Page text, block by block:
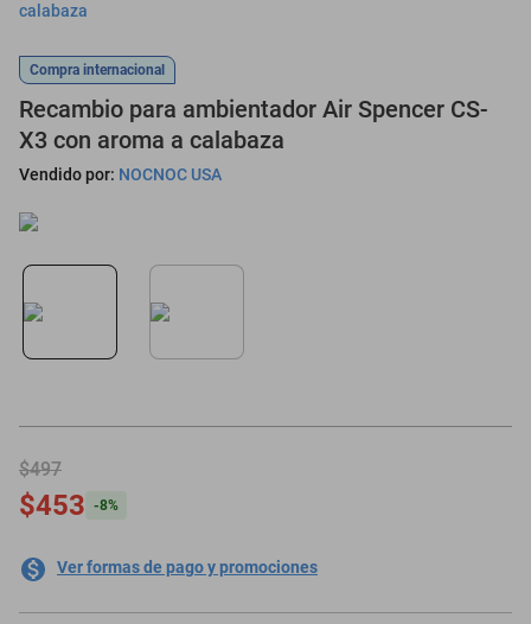
calabaza
Compra internacional
Recambio para ambientador Air Spencer CS-
X3 con aroma a calabaza
Vendido por: NOCNOC USA
$497
$453 -8%
Ver formas de pago y promociones
lavadoras
colchones
salas